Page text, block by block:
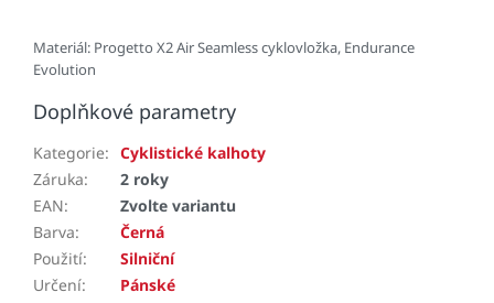
Materiál: Progetto X2 Air Seamlesscyklovložka, Endurance
Evolution
Doplňkové parametry
Kategorie: Cyklistické kalhoty
Záruka:
2 roky
EAN:
Zvolte variantu
Barva:
Černá
Použití:
Silniční
Určení: Pánské